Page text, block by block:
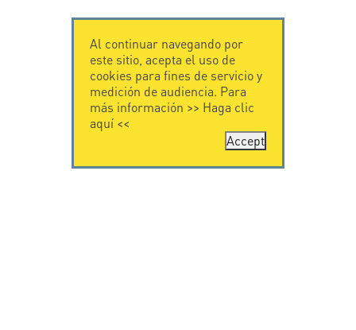
Al continuar navegando por
este sitio, acepta el uso de
cookies para fines de servicio y
medición de audiencia. Para
más información >> Haga clic
aquí<<
Accept